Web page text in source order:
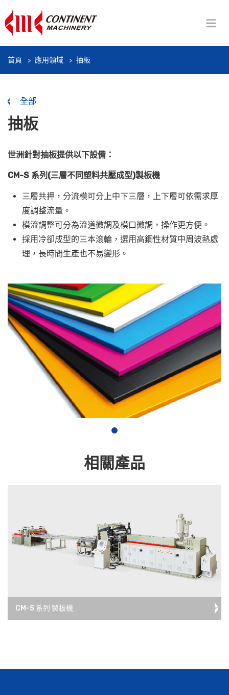
首頁 應用領域 抽板
全部
抽板
世洲針對抽板提供以下設備：
CM-S 系列(三層不同塑料共壓成型)製板機
三層共押，分流模可分上中下三層，上下層可依需求厚
度調整流量。
模流調整可分為流道微調及模口微調，操作更方便。
採用冷卻成型的三本滾輪，選用高鋼性材質中周波熱處
理，長時間生產也不易變形。
相關產品
CM-S 系列 製板機